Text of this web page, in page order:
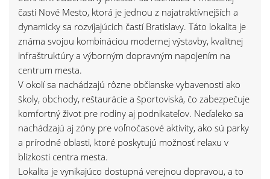
časti Nové Mesto, ktorá je jednou z najatraktívnejších a
dynamicky sa rozvíjajúcich častí Bratislavy. Táto lokalita je
známa svojou kombináciou modernej výstavby, kvalitnej
infraštruktúry a výborným dopravným napojením na
centrum mesta.
V okolí sa nachádzajú rôzne občianske vybavenosti ako
školy, obchody, reštaurácie a športoviská, čo zabezpečuje
komfortný život pre rodiny aj podnikateľov. Neďaleko sa
nachádzajú aj zóny pre voľnočasové aktivity, ako sú parky
a prírodné oblasti, ktoré poskytujú možnosť relaxu v
blízkosti centra mesta.
Lokalita je vynikajúco dostupná verejnou dopravou, a to